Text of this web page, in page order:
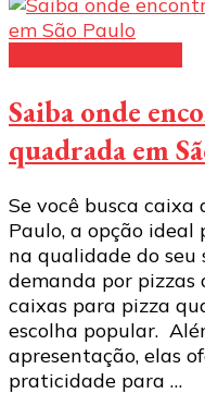
Saiba onde
quadrada em
Se você busca
Paulo, a opção
na qualidade do seu
demanda por pizzas
caixas para pizza
escolha popular.
apresentação, elas
praticidade para …